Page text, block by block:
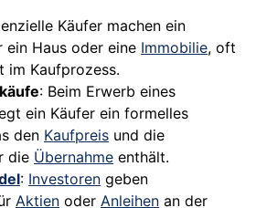
Käufer machen ein
ein Haus oder eine Immobilie, oft
im Kaufprozess.
: Beim Erwerb eines
ein Käufer ein formelles
den Kaufpreis und die
die Übernahme enthält.
: Investoren geben
Aktien oder Anleihen an der